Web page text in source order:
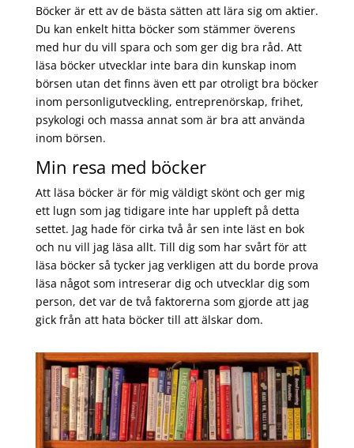
Böcker är ett av de bästa sätten att lära sig om aktier.
Du kan enkelt hitta böcker som stämmer överens
med hur du vill spara och som ger dig bra råd. Att
läsa böcker utvecklar inte bara din kunskap inom
börsen utan det finns även ett par otroligt bra böcker
inom personligutveckling, entreprenörskap, frihet,
psykologi och massa annat som är bra att använda
inom börsen.
Min resa med böcker
Att läsa böcker är för mig väldigt skönt och ger mig
ett lugn som jag tidigare inte har uppleft på detta
settet. Jag hade för cirka två år sen inte läst en bok
och nu vill jag läsa allt. Till dig som har svårt för att
läsa böcker så tycker jag verkligen att du borde prova
läsa något som intreserar dig och utvecklar dig som
person, det var de två faktorerna som gjorde att jag
gick från att hata böcker till att älskar dom.